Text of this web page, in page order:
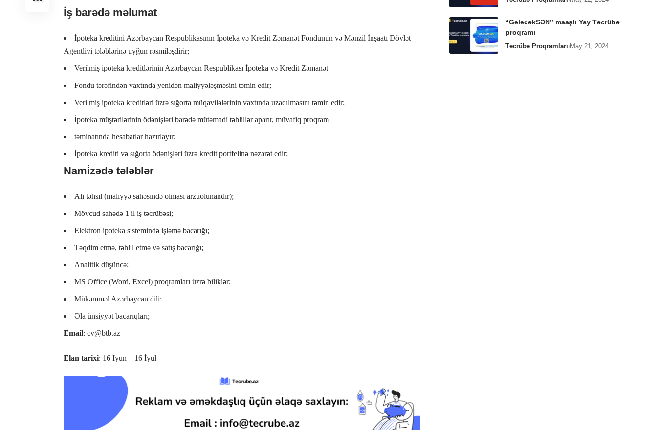
İş barədə məlumat
İpoteka kreditini Azərbaycan Respublikasının İpoteka və Kredit Zəmanət Fondunun və Mənzil İnşaatı Dövlət
Agentliyi tələblərinə uyğun rəsmiləşdirir;
Verilmiş ipoteka kreditlərinin Azərbaycan Respublikası İpoteka və Kredit Zəmanət
Fondu tərəfindən vaxtında yenidən maliyyələşməsini təmin edir;
Verilmiş ipoteka kreditləri üzrə sığorta müqavilələrinin vaxtında uzadılmasını təmin edir;
İpoteka müştərilərinin ödənişləri barədə mütəmadi təhlillər aparır, müvafiq proqram
təminatında hesabatlar hazırlayır;
İpoteka krediti və sığorta ödənişləri üzrə kredit portfelinə nəzarət edir;
Nami̇zədə tələblər
Ali təhsil (maliyyə sahəsində olması arzuolunandır);
Mövcud sahədə 1 il iş təcrübəsi;
Elektron ipoteka sistemində işləmə bacarığı;
Təqdim etmə, təhlil etmə və satış bacarığı;
Analitik düşüncə;
MS Office (Word, Excel) proqramları üzrə biliklər;
Mükəmməl Azərbaycan dili;
Əla ünsiyyət bacarıqları;
Email: cv@btb.az
Elan tarixi: 16 Iyun – 16 İyul
“GələcəkSƏN” maaşlı Yay Təcrübə
proqramı
Təcrübə Proqramları May 21, 2024